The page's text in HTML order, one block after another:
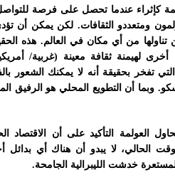
كإثراء عندما تحصل على فرصة
ومتعددو الثقافات. لكن يمكن أن
من أي مكان في العالم. هذه
لهيمنة ثقافة معينة (غربية/
التي تفخر بحقيقة أنه لا يمكنك الشعور
وبما أن التطويع المحلي هو الرفيق
العولمة التأكيد على أن الاقتصاد
الحالي، لا يبدو أن هناك أي
المستعرة خدشت الليبرالية الجامحة.